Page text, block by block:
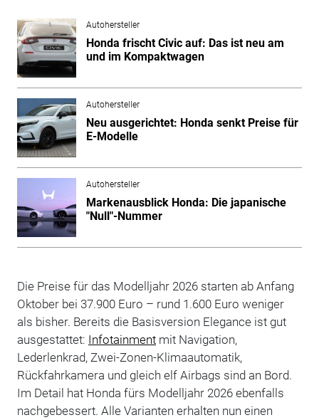
Autohersteller
Honda frischt Civic auf: Das ist neu am
und im Kompaktwagen
Autohersteller
Neu ausgerichtet: Honda senkt Preise für
E-Modelle
Autohersteller
Markenausblick Honda: Die japanische
"Null"-Nummer
Die Preise für das Modelljahr 2026 starten ab Anfang
Oktober bei 37.900 Euro – rund 1.600 Euro weniger
als bisher. Bereits die Basisversion Elegance ist gut
ausgestattet: Infotainmentmit Navigation,
Lederlenkrad, Zwei-Zonen-Klimaautomatik,
Rückfahrkamera und gleich elf Airbags sind an Bord.
Im Detail hat Honda fürs Modelljahr 2026 ebenfalls
nachgebessert. Alle Varianten erhalten nun einen